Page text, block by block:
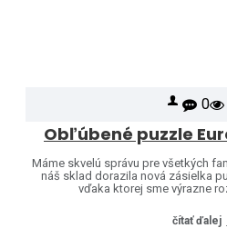
0
Máme skvelú správu pre všetkých
náš sklad dorazila nová zásielka
vďaka ktorej sme výrazne
čítať ďalej